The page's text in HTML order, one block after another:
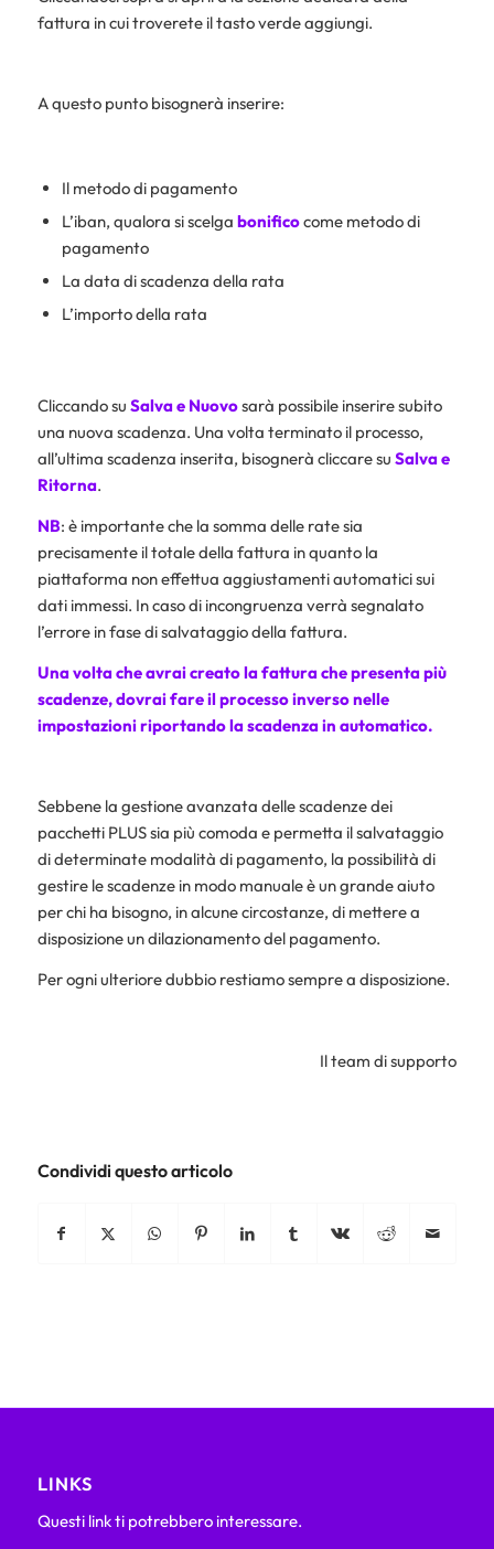
fattura in cui troverete il tasto verde aggiungi.
A questo punto bisognerà inserire:
Il metodo di pagamento
L’iban, qualora si scelga bonificocome metodo di
pagamento
La data di scadenza della rata
L’importo della rata
Cliccando su Salva e Nuovosarà possibile inserire subito
una nuova scadenza. Una volta terminato il processo,
all’ultima scadenza inserita, bisognerà cliccare su Salva e
Ritorna.
NB: è importante che la somma delle rate sia
precisamente il totale della fattura in quanto la
piattaforma non effettua aggiustamenti automatici sui
dati immessi. In caso di incongruenza verrà segnalato
l’errore in fase di salvataggio della fattura.
Una volta che avrai creato la fattura che presenta più
scadenze, dovrai fare il processo inverso nelle
impostazioni riportando la scadenza in automatico.
Sebbene la gestione avanzata delle scadenze dei
pacchetti PLUS sia più comoda e permetta il salvataggio
di determinate modalità di pagamento, la possibilità di
gestire le scadenze in modo manuale è un grande aiuto
per chi ha bisogno, in alcune circostanze, di mettere a
disposizione un dilazionamento del pagamento.
Per ogni ulteriore dubbio restiamo sempre a disposizione.
Il team di supporto
Condividi questo articolo
LINKS
Questi link ti potrebbero interessare.